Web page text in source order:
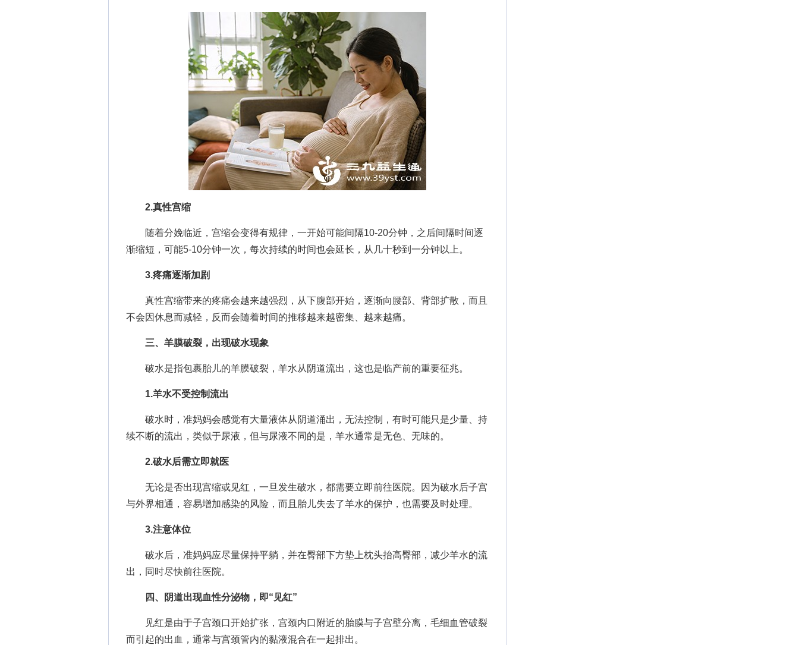
2.真性宫缩
随着分娩临近，宫缩会变得有规律，一开始可能间隔10-20分钟，之后间隔时间逐
渐缩短，可能5-10分钟一次，每次持续的时间也会延长，从几十秒到一分钟以上。
3.疼痛逐渐加剧
真性宫缩带来的疼痛会越来越强烈，从下腹部开始，逐渐向腰部、背部扩散，而且
不会因休息而减轻，反而会随着时间的推移越来越密集、越来越痛。
三、羊膜破裂，出现破水现象
破水是指包裹胎儿的羊膜破裂，羊水从阴道流出，这也是临产前的重要征兆。
1.羊水不受控制流出
破水时，准妈妈会感觉有大量液体从阴道涌出，无法控制，有时可能只是少量、持
续不断的流出，类似于尿液，但与尿液不同的是，羊水通常是无色、无味的。
2.破水后需立即就医
无论是否出现宫缩或见红，一旦发生破水，都需要立即前往医院。因为破水后子宫
与外界相通，容易增加感染的风险，而且胎儿失去了羊水的保护，也需要及时处理。
3.注意体位
破水后，准妈妈应尽量保持平躺，并在臀部下方垫上枕头抬高臀部，减少羊水的流
出，同时尽快前往医院。
四、阴道出现血性分泌物，即“见红”
见红是由于子宫颈口开始扩张，宫颈内口附近的胎膜与子宫壁分离，毛细血管破裂
而引起的出血，通常与宫颈管内的黏液混合在一起排出。